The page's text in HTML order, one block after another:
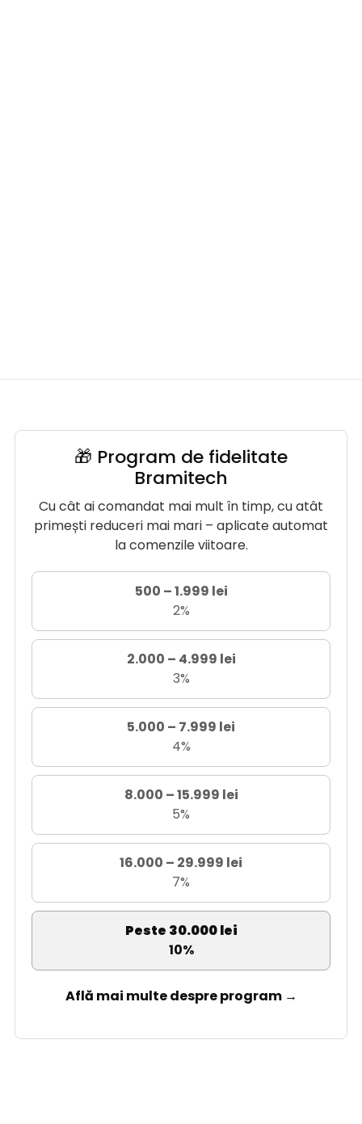
🎁 Program de fidelitate
Bramitech
Cu cât ai comandat mai mult în timp, cu atât
primești reduceri mai mari – aplicate automat
la comenzile viitoare.
500 – 1.999 lei
2%
2.000 – 4.999 lei
3%
5.000 – 7.999 lei
4%
8.000 – 15.999 lei
5%
16.000 – 29.999 lei
7%
Peste 30.000 lei
10%
Află mai multe despre program →